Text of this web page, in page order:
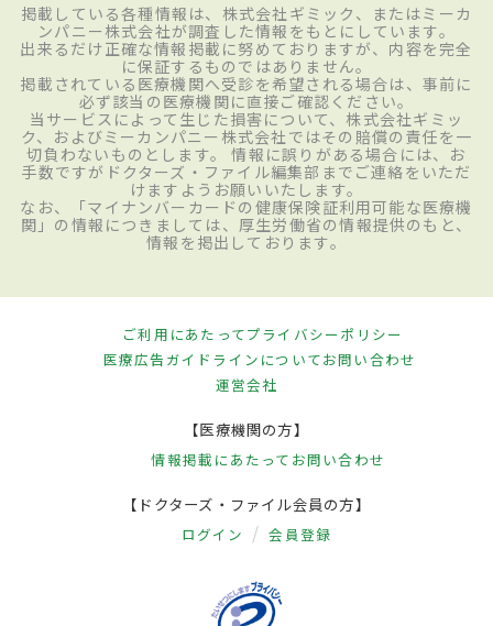
掲載している各種情報は、株式会社ギミック、またはミーカ
ンパニー株式会社が調査した情報をもとにしています。
出来るだけ正確な情報掲載に努めておりますが、内容を完全
に保証するものではありません。
掲載されている医療機関へ受診を希望される場合は、事前に
必ず該当の医療機関に直接ご確認ください。
当サービスによって生じた損害について、株式会社ギミッ
ク、およびミーカンパニー株式会社ではその賠償の責任を一
切負わないものとします。 情報に誤りがある場合には、お
手数ですがドクターズ・ファイル編集部までご連絡をいただ
けますようお願いいたします。
なお、「マイナンバーカードの健康保険証利用可能な医療機
関」の情報につきましては、厚生労働省の情報提供のもと、
情報を掲出しております。
ご利用にあたってプライバシーポリシー
医療広告ガイドラインについてお問い合わせ
運営会社
【医療機関の方】
情報掲載にあたって お問い合わせ
【ドクターズ・ファイル会員の方】
ログイン 会員登録